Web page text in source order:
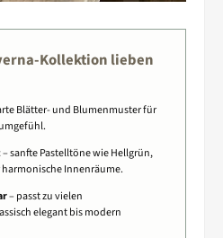
Kollektion lieben
Blätter- und Blumenmuster für
– sanfte Pastelltöne wie Hellgrün,
harmonische Innenräume.
– passt zu vielen
elegant bis modern